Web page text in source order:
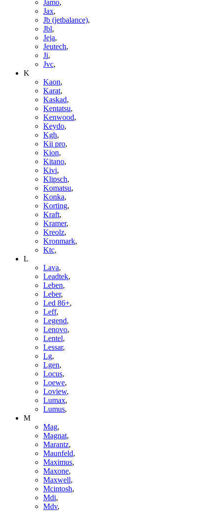
Jamo,
Jax,
Jb (jetbalance),
Jbl,
Jeja,
Jeutech,
Ji,
Jvc,
K
Kaon,
Karat,
Kaskad,
Kentatsu,
Kenwood,
Keydo,
Kgh,
Kii pro,
Kion,
Kitano,
Kivi,
Klipsch,
Komatsu,
Konka,
Korting,
Kraft,
Kramer,
Kreolz,
Kronmark,
Ktc,
L
Lava,
Leadtek,
Leben,
Leber,
Led 86+,
Leff,
Legend,
Lenovo,
Lentel,
Lessar,
Lg,
Lgen,
Locus,
Loewe,
Loview,
Lumax,
Lumus,
M
Mag,
Magnat,
Marantz,
Maunfeld,
Maximus,
Maxone,
Maxwell,
Mcintosh,
Mdi,
Mdv,